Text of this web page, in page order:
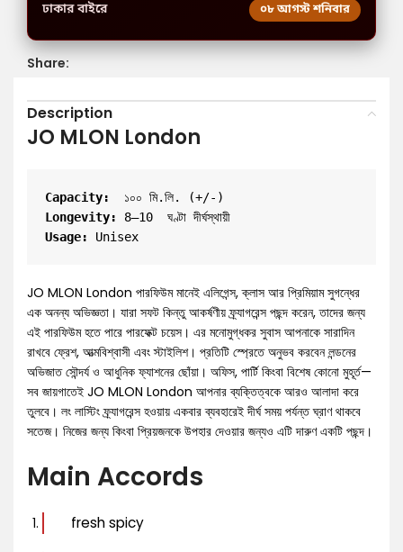
ঢাকার বাইরে ০৮ আগস্ট শনিবার
Share:
Description
JO MLON London
Capacity:
১০০ মি.লি. (+/-)
Longevity: 8–10  ঘণ্টা দীর্ঘস্থায়ী
Usage:
Unisex
JO MLON London পারফিউম মানেই এলিগেন্স, ক্লাস আর প্রিমিয়াম সুগন্ধের
এক অনন্য অভিজ্ঞতা। যারা সফট কিন্তু আকর্ষণীয় ফ্র্যাগরেন্স পছন্দ করেন, তাদের জন্য
এই পারফিউম হতে পারে পারফেক্ট চয়েস। এর মনোমুগ্ধকর সুবাস আপনাকে সারাদিন
রাখবে ফ্রেশ, আত্মবিশ্বাসী এবং স্টাইলিশ। প্রতিটি স্প্রেতে অনুভব করবেন লন্ডনের
অভিজাত সৌন্দর্য ও আধুনিক ফ্যাশনের ছোঁয়া। অফিস, পার্টি কিংবা বিশেষ কোনো মুহূর্ত—
সব জায়গাতেই JO MLON London আপনার ব্যক্তিত্বকে আরও আলাদা করে
তুলবে। লং লাস্টিং ফ্র্যাগরেন্স হওয়ায় একবার ব্যবহারেই দীর্ঘ সময় পর্যন্ত ঘ্রাণ থাকবে
সতেজ। নিজের জন্য কিংবা প্রিয়জনকে উপহার দেওয়ার জন্যও এটি দারুণ একটি পছন্দ।
Main Accords
fresh spicy